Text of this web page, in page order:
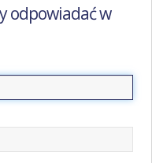
odpowiadać w